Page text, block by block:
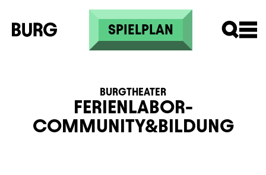
Skip to main content
SPIELPLAN
FERIENLABOR-
COMMUNITY&BILDUNG
BURGTHEATER